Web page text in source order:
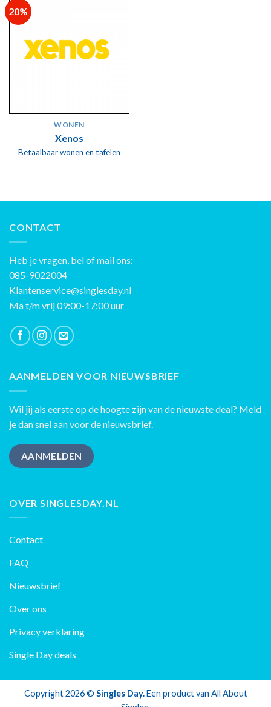
20%
WONEN
Xenos
Betaalbaar wonen en tafelen
CONTACT
Heb je vragen, bel of mail ons:
085-9022004
Klantenservice@singlesday.nl
Ma t/m vrij 09:00-17:00 uur
AANMELDEN VOOR NIEUWSBRIEF
Wil jij als eerste op de hoogte zijn van de nieuwste deal? Meld
je dan snel aan voor de nieuwsbrief.
AANMELDEN
OVER SINGLESDAY.NL
Contact
FAQ
Nieuwsbrief
Over ons
Privacy verklaring
Single Day deals
Copyright 2026 © Singles Day.Een product van All About